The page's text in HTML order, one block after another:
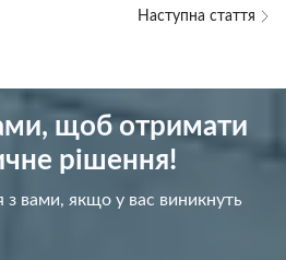
Наступна стаття
щоб отримати
рішення!
з вами, якщо у вас виникнуть